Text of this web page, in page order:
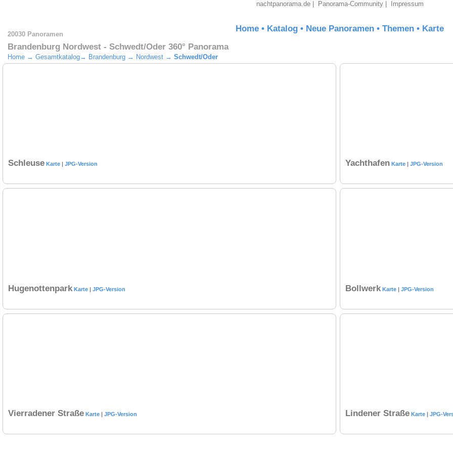
nachtpanorama.de| Panorama-Community| Impressum
20030 Panoramen
Home • Katalog • Neue Panoramen • Themen • Karte
Brandenburg Nordwest - Schwedt/Oder 360° Panorama
Home → Gesamtkatalog→ Brandenburg → Nordwest → Schwedt/Oder
Schleuse Karte JPG-Version Yachthafen Karte JPG-Version
Hugenottenpark Karte | JPG-Version Bollwerk Karte | JPG-Version
Vierradener Straße Karte | JPG-Version Lindener Straße Karte | JPG-